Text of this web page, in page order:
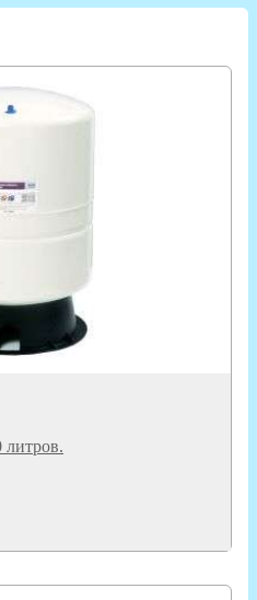
литров.